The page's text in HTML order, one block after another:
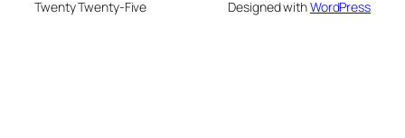
Twenty Twenty-Five Designed withWordPress